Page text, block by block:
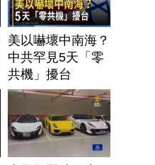
美以嚇壞中南海？
中共罕見5天「零
共機」擾台